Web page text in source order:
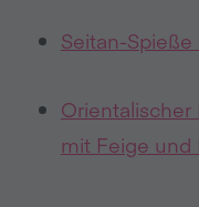
Seitan-
mit Feige und